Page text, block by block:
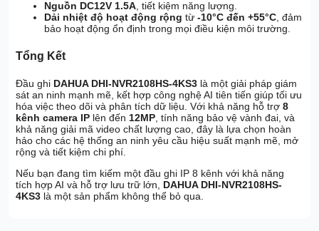
Nguồn DC12V 1.5A, tiết kiệm năng lượng.
Dải nhiệt độ hoạt động rộng từ-10°C đến +55°C, đảm
bảo hoạt động ổn định trong mọi điều kiện môi trường.
Tổng Kết
Đầu ghi DAHUA DHI-NVR2108HS-4KS3 là một giải pháp giám
sát an ninh mạnh mẽ, kết hợp công nghệ AI tiên tiến giúp tối ưu
hóa việc theo dõi và phân tích dữ liệu. Với khả năng hỗ trợ8
kênh camera IP lên đến 12MP , tính năng bảo vệ vành đai, và
khả năng giải mã video chất lượng cao, đây là lựa chọn hoàn
hảo cho các hệ thống an ninh yêu cầu hiệu suất mạnh mẽ, mở
rộng và tiết kiệm chi phí.
Nếu bạn đang tìm kiếm một đầu ghi IP 8 kênh với khả năng
tích hợp AI và hỗ trợ lưu trữ lớn, DAHUA DHI-NVR2108HS-
4KS3 là một sản phẩm không thể bỏ qua.